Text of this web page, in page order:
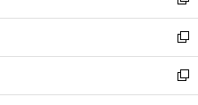
開
く
ウ
で
開
く
ン
ド
ウ
で
開
ウ
ィ
ン
ド
ウ
し
い
ウ
ィ
ン
新
し
い
ウ
新
し